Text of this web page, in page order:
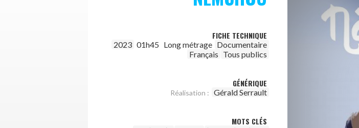
FICHE TECHNIQUE
2023 01h45 Long métrage Documentaire
Français Tous publics
GÉNÉRIQUE
Réalisation : Gérald Serrault
MOTS CLÉS